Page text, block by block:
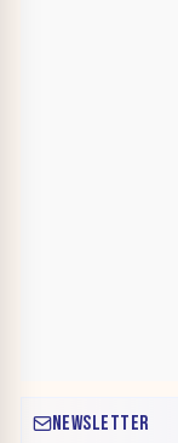
NEWSLETTER